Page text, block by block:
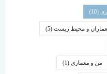
و محیط زیست(5)
(1)